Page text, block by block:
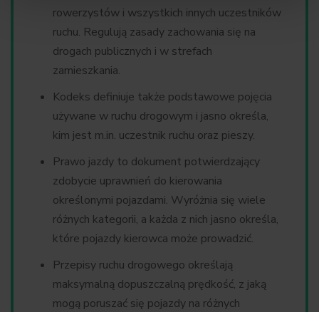
rowerzystów i wszystkich innych uczestników
ruchu. Regulują zasady zachowania się na
drogach publicznych i w strefach
zamieszkania.
Kodeks definiuje także podstawowe pojęcia
używane w ruchu drogowym i jasno określa,
kim jest m.in. uczestnik ruchu oraz pieszy.
Prawo jazdy to dokument potwierdzający
zdobycie uprawnień do kierowania
określonymi pojazdami. Wyróżnia się wiele
różnych kategorii, a każda z nich jasno określa,
które pojazdy kierowca może prowadzić.
Przepisy ruchu drogowego określają
maksymalną dopuszczalną prędkość, z jaką
mogą poruszać się pojazdy na różnych